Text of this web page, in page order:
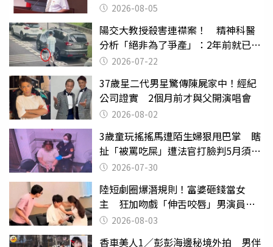
2026-08-05
陽交大教授殺害連襟案！ 精神科醫
分析「絕非為了爭產」：2年前就已言
行詭異
2026-07-22
37歲星二代男星驚傳陳屍家中！經紀
公司證實 2個月前才與父開演唱會
2026-08-02
3歲童玩搖搖馬遭陌生婦狠甩巴掌 瞎
扯「被罵吃屎」遭法官打臉判5月須入
監 2026-07-30
陸短劇圈爆潛規則！富婆砸錢當女
主 狂加吻戲「伸舌咬唇」男演員崩
潰 2026-08-03
香車美人1／彭彭海邊秘境外拍 男伴